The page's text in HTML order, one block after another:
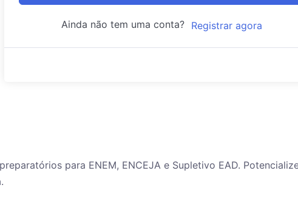
Ainda não tem uma conta? Registrar agora
para ENEM, ENCEJA e Supletivo EAD.